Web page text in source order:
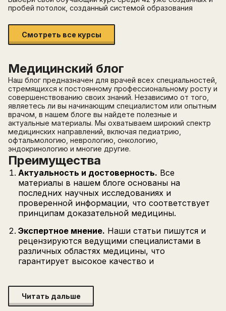
пробей потолок, созданный системой образования
Смотреть все курсы
Медицинский блог
Наш блог предназначен для врачей всех специальностей,
стремящихся к постоянному профессиональному росту и
совершенствованию своих знаний. Независимо от того,
являетесь ли вы начинающим специалистом или опытным
врачом, в нашем блоге вы найдете полезные и
актуальные материалы. Мы охватываем широкий спектр
медицинских направлений, включая педиатрию,
офтальмологию, неврологию, онкологию,
эндокринологию и многие другие.
Преимущества
Актуальность и достоверность. Все
материалы в нашем блоге основаны на
последних научных исследованиях и
проверенной информации, что соответствует
принципам доказательной медицины.
Экспертное мнение. Наши статьи пишутся и
рецензируются ведущими специалистами в
различных областях медицины, что
гарантирует высокое качество и
Читать дальше